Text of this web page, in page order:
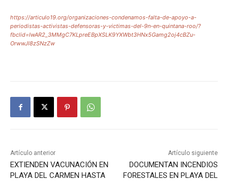
https://articulo19.org/organizaciones-condenamos-falta-de-apoyo-a-
periodistas-activistas-defensoras-y-victimas-del-9n-en-quintana-roo/?
fbclid=IwAR2_3MMgC7KLpreEBpXSLK9YXWbt3HNx5Gamg2oj4cBZu-
OrwwJI8zSNzZw
Artículo anterior
EXTIENDEN VACUNACIÓN EN
PLAYA DEL CARMEN HASTA
Artículo siguiente
DOCUMENTAN INCENDIOS
FORESTALES EN PLAYA DEL